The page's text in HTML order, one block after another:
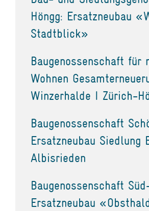
Höngg: Ersatzneubau
Stadtblick»
Baugenossenschaft für
Wohnen
Winzerhalde I Zürich-
Baugenossenschaft
Ersatzneubau Siedlung
Albisrieden
Baugenossenschaft
Ersatzneubau